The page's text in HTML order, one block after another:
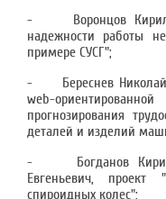
- Воронцов Кирилл
надежности работы
примере СУСГ";
- Береснев Николай
web-
прогнозирования
деталей и изделий
- Богданов Кирилл
Евгеньевич,
спироидных колес";